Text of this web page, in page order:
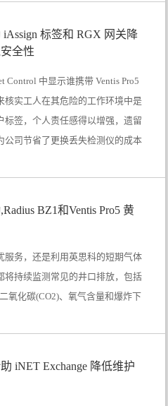
标签和 RGX 网关降
全性
Control 中显示谁携带 Ventis Pro5
核实工人在其危险的工作环境中是
标签，个人责任感得以增强，遗留
公司节省了更换丢失检测仪的成本
BZ1和Ventis Pro5 黄
服务，还是利用英思科的短期气体
将持续监测常见的井口排放，包括
氧化碳(CO2)、氧气含量和爆炸下
iNET Exchange 降低维护